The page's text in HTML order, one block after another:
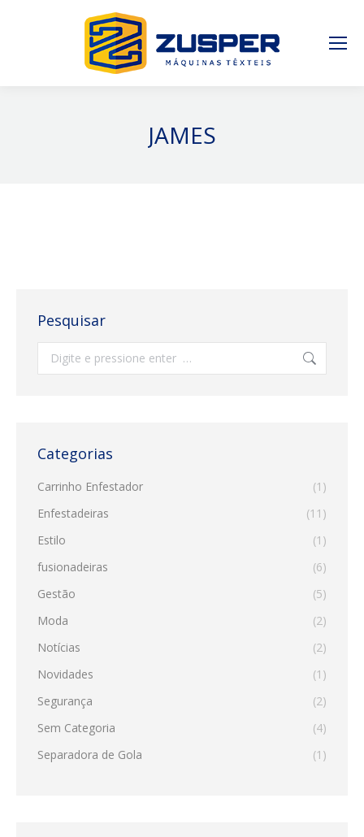
JAMES
Pesquisar
Search:
Categorias
Carrinho Enfestador
(1)
Enfestadeiras
(11)
Estilo
(1)
fusionadeiras
(6)
Gestão
(5)
Moda
(2)
Notícias
(2)
Novidades
(1)
Segurança
(2)
Sem Categoria
(4)
Separadora de Gola
(1)